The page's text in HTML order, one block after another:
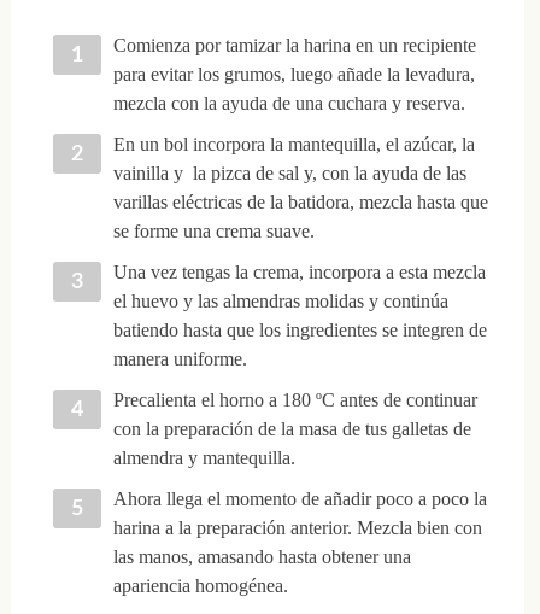
Comienza por tamizar la harina en un recipiente
para evitar los grumos, luego añade la levadura,
mezcla con la ayuda de una cuchara y reserva.
En un bol incorpora la mantequilla, el azúcar, la
vainilla y la pizca de sal y, con la ayuda de las
varillas eléctricas de la batidora, mezcla hasta que
se forme una crema suave.
Una vez tengas la crema, incorpora a esta mezcla
el huevo y las almendras molidas y continúa
batiendo hasta que los ingredientes se integren de
manera uniforme.
Precalienta el horno a 180 ºC antes de continuar
con la preparación de la masa de tus galletas de
almendra y mantequilla.
Ahora llega el momento de añadir poco a poco la
harina a la preparación anterior. Mezcla bien con
las manos, amasando hasta obtener una
apariencia homogénea.